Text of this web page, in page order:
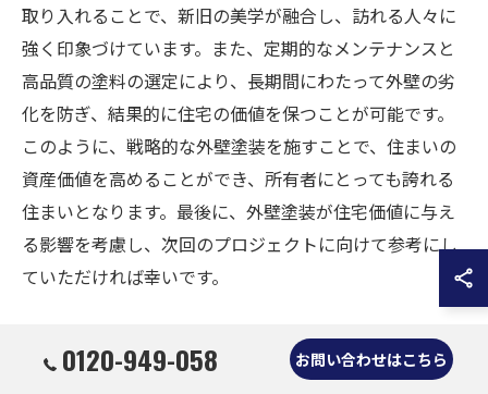
取り入れることで、新旧の美学が融合し、訪れる人々に
強く印象づけています。また、定期的なメンテナンスと
高品質の塗料の選定により、長期間にわたって外壁の劣
化を防ぎ、結果的に住宅の価値を保つことが可能です。
このように、戦略的な外壁塗装を施すことで、住まいの
資産価値を高めることができ、所有者にとっても誇れる
住まいとなります。最後に、外壁塗装が住宅価値に与え
る影響を考慮し、次回のプロジェクトに向けて参考にし
ていただければ幸いです。
奈良市の外壁塗装成功例環境配慮
0120-949-058 お問い合わせはこちら